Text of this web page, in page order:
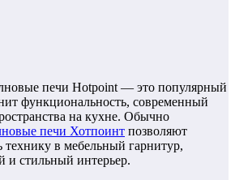
печи Hotpoint — это популярный
функциональность, современный
на кухне. Обычно
печи Хотпоинт позволяют
технику в мебельный гарнитур,
и стильный интерьер.